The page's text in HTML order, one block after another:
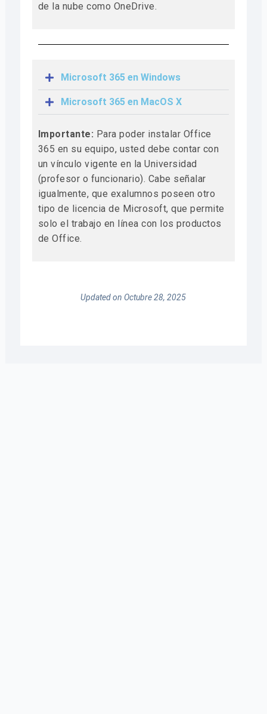
de la nube como OneDrive.
Microsoft 365 en Windows
Microsoft 365 en MacOS X
Importante: Para poder instalar Office
365 en su equipo, usted debe contar con
un vínculo vigente en la Universidad
(profesor o funcionario). Cabe señalar
igualmente, que exalumnos poseen otro
tipo de licencia de Microsoft, que permite
solo el trabajo en línea con los productos
de Office.
Updated on Octubre 28, 2025